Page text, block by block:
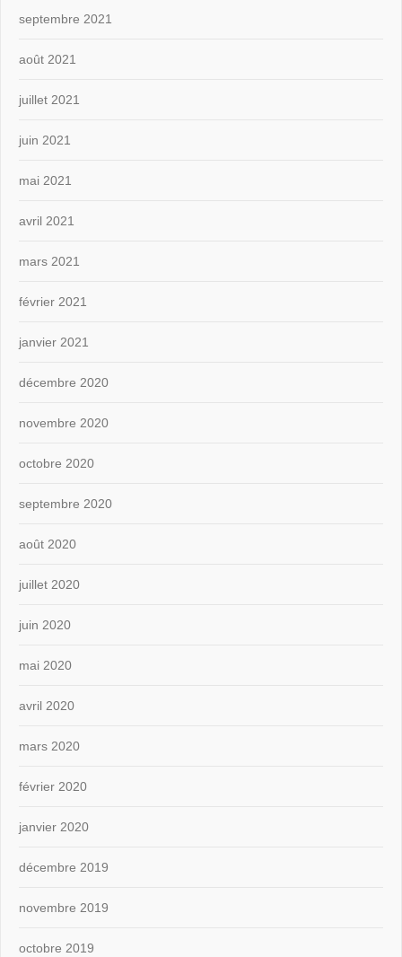
septembre 2021
août 2021
juillet 2021
juin 2021
mai 2021
avril 2021
mars 2021
février 2021
janvier 2021
décembre 2020
novembre 2020
octobre 2020
septembre 2020
août 2020
juillet 2020
juin 2020
mai 2020
avril 2020
mars 2020
février 2020
janvier 2020
décembre 2019
novembre 2019
octobre 2019